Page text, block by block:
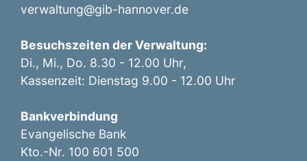
verwaltung@gib-hannover.de
Besuchszeiten der Verwaltung:
Di., Mi., Do. 8.30 - 12.00 Uhr,
Kassenzeit: Dienstag 9.00 - 12.00 Uhr
Bankverbindung
Evangelische Bank
Kto.-Nr. 100 601 500